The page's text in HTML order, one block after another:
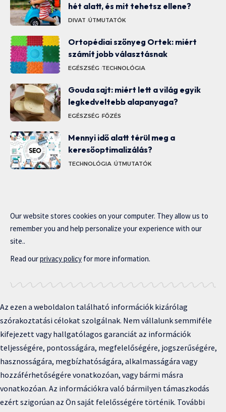
hét alatt, és mit tehetsz ellene?
DIVAT ÚTMUTATÓK
Ortopédiai szőnyeg Ortek: miért
számít jobb választásnak
EGÉSZSÉG TECHNOLÓGIA
Gouda sajt: miért lett a világ egyik
legkedveltebb alapanyaga?
EGÉSZSÉG FŐZÉS
Mennyi idő alatt térül meg a
keresőoptimalizálás?
TECHNOLÓGIA ÚTMUTATÓK
Our website stores cookies on your computer. They allow us to
remember you and help personalize your experience with our
site..
Read ourprivacy policy for more information.
Az ezen a weboldalon található információk kizárólag
szórakoztatási célokat szolgálnak. Nem vállalunk semmiféle
kifejezett vagy hallgatólagos garanciát az információk
teljességére, pontosságára, megfelelőségére, jogszerűségére,
hasznosságára, megbízhatóságára, alkalmasságára vagy
hozzáférhetőségére vonatkozóan, vagy bármi másra
vonatkozóan. Az információkra való bármilyen támaszkodás
ezért szigorúan az Ön saját felelősségére történik. További